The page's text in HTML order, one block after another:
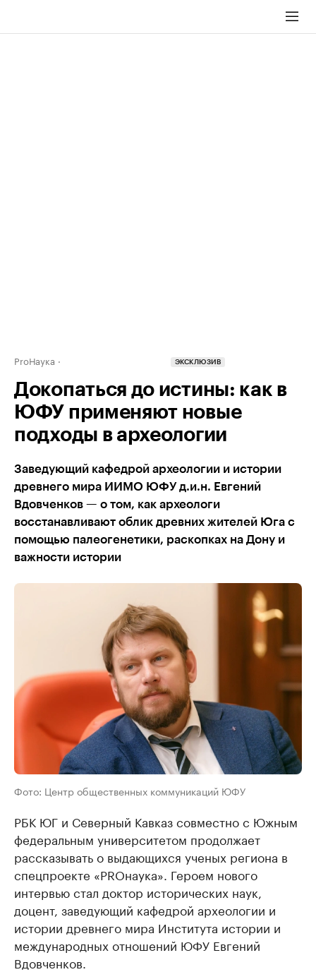
ProНаука ЭКСКЛЮЗИВ
Докопаться до истины: как в
ЮФУ применяют новые
подходы в археологии
Заведующий кафедрой археологии и истории
древнего мира ИИМО ЮФУ д.и.н. Евгений
Вдовченков — о том, как археологи
восстанавливают облик древних жителей Юга с
помощью палеогенетики, раскопках на Дону и
важности истории
Фото: Центр общественных коммуникаций ЮФУ
РБК ЮГ и Северный Кавказ совместно с Южным
федеральным университетом продолжает
рассказывать о выдающихся ученых региона в
спецпроекте «PROнаука». Героем нового
интервью стал доктор исторических наук,
доцент, заведующий кафедрой археологии и
истории древнего мира Института истории и
международных отношений ЮФУ Евгений
Вдовченков.